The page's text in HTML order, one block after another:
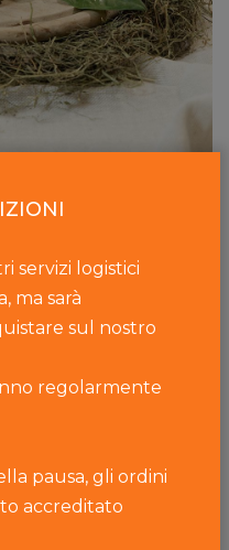
servizi logistici
ma sarà
sul nostro
regolarmente
pausa, gli ordini
accreditato